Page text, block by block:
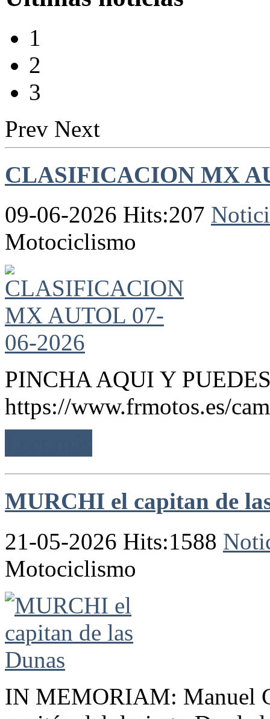
1
2
3
Prev Next
CLASIFICACION MX
09-06-2026 Hits:207
Motociclismo
PINCHA AQUI Y
https://www.frmotos.es/
MURCHI el capitan de
21-05-2026 Hits:1588
Motociclismo
IN MEMORIAM: Manuel